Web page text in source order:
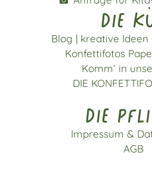
die
Blog | kreative
Konfettifotos
Komm‘ in
DIE
die
Impressum &
AGB